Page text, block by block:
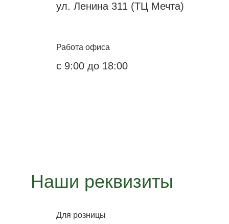
ул. Ленина 311 (ТЦ Мечта)
Работа офиса
с 9:00 до 18:00
Наши реквизиты
Для розницы